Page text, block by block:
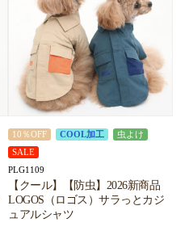
10％OFF COOL加工
虫よけ
SALE
PLG1109
【クール】【防虫】2026新商品
LOGOS（ロゴス）サラっとカジ
ュアルシャツ
カートへ進む